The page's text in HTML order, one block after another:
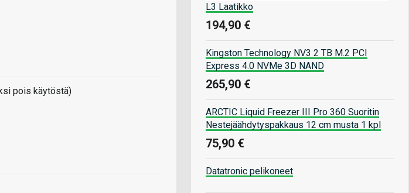
pois käytöstä)
L3 Laatikko
194,90 €
Kingston Technology NV3 2 TB M.2 PCI
Express 4.0 NVMe 3D NAND
265,90 €
ARCTIC Liquid Freezer III Pro 360 Suoritin
Nestejäähdytyspakkaus 12 cm musta 1 kpl
75,90 €
Datatronic pelikoneet